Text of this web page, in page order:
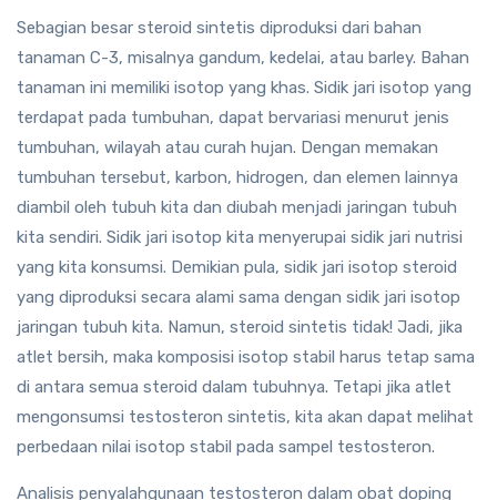
Sebagian besar steroid sintetis diproduksi dari bahan
tanaman C-3, misalnya gandum, kedelai, atau barley. Bahan
tanaman ini memiliki isotop yang khas. Sidik jari isotop yang
terdapat pada tumbuhan, dapat bervariasi menurut jenis
tumbuhan, wilayah atau curah hujan. Dengan memakan
tumbuhan tersebut, karbon, hidrogen, dan elemen lainnya
diambil oleh tubuh kita dan diubah menjadi jaringan tubuh
kita sendiri. Sidik jari isotop kita menyerupai sidik jari nutrisi
yang kita konsumsi. Demikian pula, sidik jari isotop steroid
yang diproduksi secara alami sama dengan sidik jari isotop
jaringan tubuh kita. Namun, steroid sintetis tidak! Jadi, jika
atlet bersih, maka komposisi isotop stabil harus tetap sama
di antara semua steroid dalam tubuhnya. Tetapi jika atlet
mengonsumsi testosteron sintetis, kita akan dapat melihat
perbedaan nilai isotop stabil pada sampel testosteron.
Analisis penyalahgunaan testosteron dalam obat doping